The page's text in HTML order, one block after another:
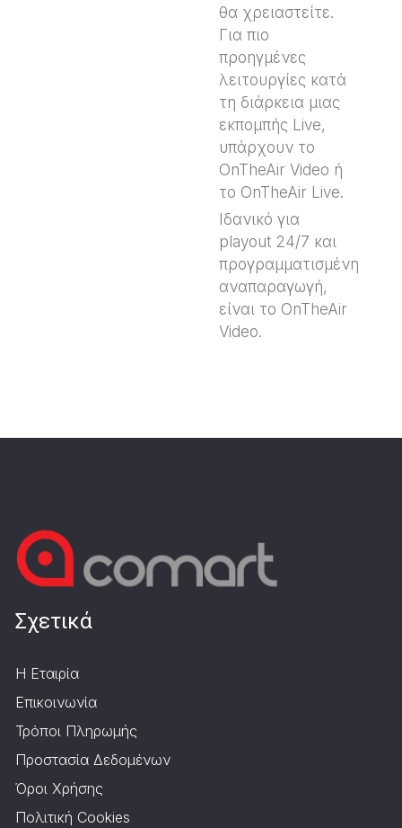
θα χρειαστείτε.
Για πιο
προηγμένες
λειτουργίες κατά
τη διάρκεια μιας
εκπομπής Live,
υπάρχουν το
OnTheAir Video ή
το OnTheAir Live.
Ιδανικό για
playout 24/7 και
προγραμματισμένη
αναπαραγωγή,
είναι το OnTheAir
Video.
Σχετικά
Η Εταιρία
Επικοινωνία
Τρόποι Πληρωμής
Προστασία Δεδομένων
Όροι Χρήσης
Πολιτική Cookies